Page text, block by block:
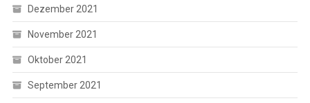
Dezember 2021
November 2021
Oktober 2021
September 2021